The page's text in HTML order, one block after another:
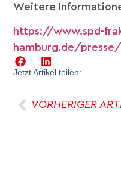
Weitere
https://www.spd-
hamburg.de/
Jetzt Artikel teilen: